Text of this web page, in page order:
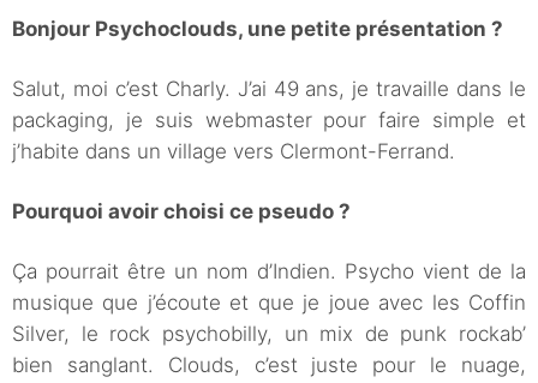
Bonjour Psychoclouds, une petite présentation ?
Salut, moi c’est Charly. J’ai 49 ans, je travaille dans le
packaging, je suis webmaster pour faire simple et
j’habite dans un village vers Clermont-Ferrand.
Pourquoi avoir choisi ce pseudo ?
Ça pourrait être un nom d’Indien. Psycho vient de la
musique que j’écoute et que je joue avec les Coffin
Silver, le rock psychobilly, un mix de punk rockab’
bien sanglant. Clouds, c’est juste pour le nuage,